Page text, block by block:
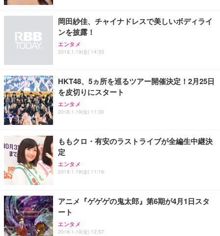
務用 おしゃれ パソコンチェア (ホワイト)
ANDWINT オフィスチェア デスクチェア 肘なし メ
ッシュ 通気性 ランバーサポート付き 腰サポート ガ
ス圧無段階昇降 360度回転 キャスター付き コンパク
【MiniLED/24.5inch/280Hz/FHD】GRAPHT THE S
HOOTER Gaming Monitor 24” Essential ゲーミン
グモニター QD 24.5インチ 1ms FHD 量子ドット 残
アイリスオーヤマ ペットシーツ 超厚型 お徳用 レギ
ュラー 200枚入【Amazon.co.jp限定】
岡田紗佳、チャイナドレスで美しいボディライ
ンを披露！
エンタメ
2018.1.19(金) 14:33
HKT48、5ヵ所を巡るツアー開催決定！2月25日
を皮切りにスタート
エンタメ
2018.1.19(金) 11:30
ももクロ・有安のラストライブが全編生中継決
定
エンタメ
2018.1.19(金) 11:16
アニメ『ゲゲゲの鬼太郎』第6期が4月1日スタ
ート
エンタメ
2018.1.19(金) 12:57